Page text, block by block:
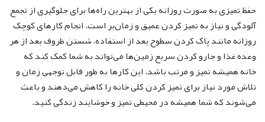
حفظ تمیزی به صورت روزانه یکی از بهترین راه‌ها برای جلوگیری از تجمع
آلودگی و نیاز به تمیز کردن عمیق و زمان‌بر است. انجام کارهای کوچک
روزانه مانند پاک کردن سطوح بعد از استفاده، شستن ظروف بعد از هر
وعده غذا و جارو کردن سریع زمین‌ها می‌تواند به شما کمک کند که
خانه همیشه تمیز و مرتب باشد. این کارها به طور قابل توجهی زمان و
تلاش مورد نیاز برای تمیز کردن کلی خانه را کاهش می‌دهند و باعث
می‌شوند که شما همیشه در محیطی تمیز و خوشایند زندگی کنید.